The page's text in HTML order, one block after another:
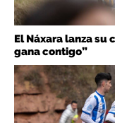
El Náxara lanza su
gana contigo”